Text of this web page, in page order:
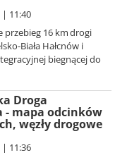
| 11:40
przebieg 16 km drogi
Biała Hałcnów i
biegnącej do
Droga
- mapa odcinków
węzły drogowe
| 11:36